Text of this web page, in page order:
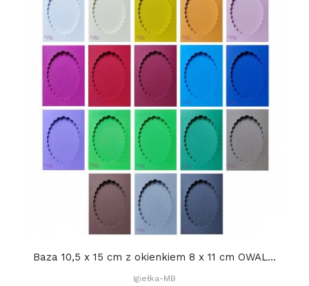
Baza 10,5 x 15 cm z okienkiem 8 x 11 cm OWAL...
Igiełka-MB